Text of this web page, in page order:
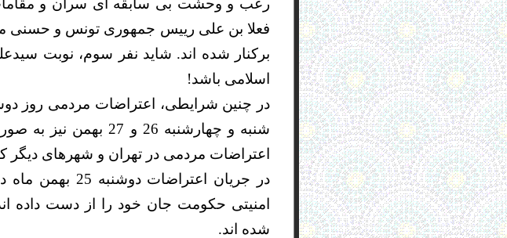
رعب و وحشت بی سابقه ای سران و
فعلا بن علی رییس جمهوری تونس و حسنی
برکنار شده اند. شاید نفر سوم، نوبت
اسلامی باشد!
شنبه و چهارشنبه 26
اعتراضات مردمی در تهران و شهرهای
در جریان
شده اند.